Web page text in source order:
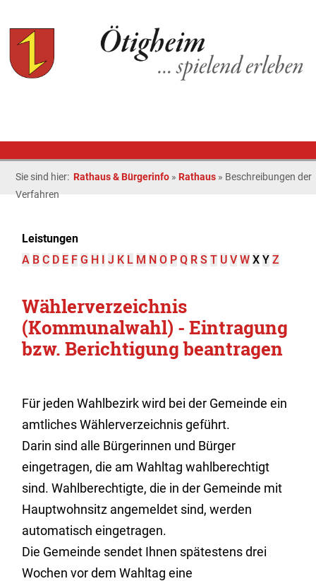
Sie sind hier: Rathaus & Bürgerinfo » Rathaus » Beschreibungen der
Verfahren
Leistungen
A B C D E F G H I J K L M N O P Q R S T U V W X Y Z
Wählerverzeichnis
(Kommunalwahl) - Eintragung
bzw. Berichtigung beantragen
Für jeden Wahlbezirk wird bei der Gemeinde ein
amtliches Wählerverzeichnis geführt.
Darin sind alle Bürgerinnen und Bürger
eingetragen, die am Wahltag wahlberechtigt
sind. Wahlberechtigte, die in der Gemeinde mit
Hauptwohnsitz angemeldet sind, werden
automatisch eingetragen.
Die Gemeinde sendet Ihnen spätestens drei
Wochen vor dem Wahltag eine